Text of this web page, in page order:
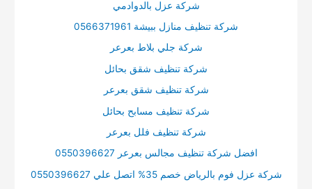
شركة عزل بالدوادمي
شركة تنظيف منازل ببيشة 0566371961
شركة جلي بلاط بعرعر
شركة تنظيف شقق بحائل
شركة تنظيف شقق بعرعر
شركة تنظيف مسابح بحائل
شركة تنظيف فلل بعرعر
افضل شركة تنظيف مجالس بعرعر 0550396627
شركة عزل فوم بالرياض خصم 35% اتصل علي 0550396627